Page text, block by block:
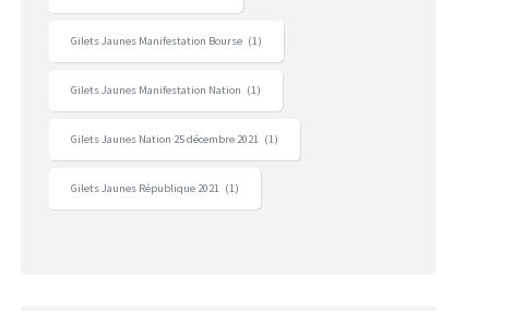
Gilets Jaunes Manifestation Bourse (1)
Gilets Jaunes Manifestation Nation (1)
Gilets Jaunes Nation 25 décembre 2021 (1)
Gilets Jaunes République 2021 (1)